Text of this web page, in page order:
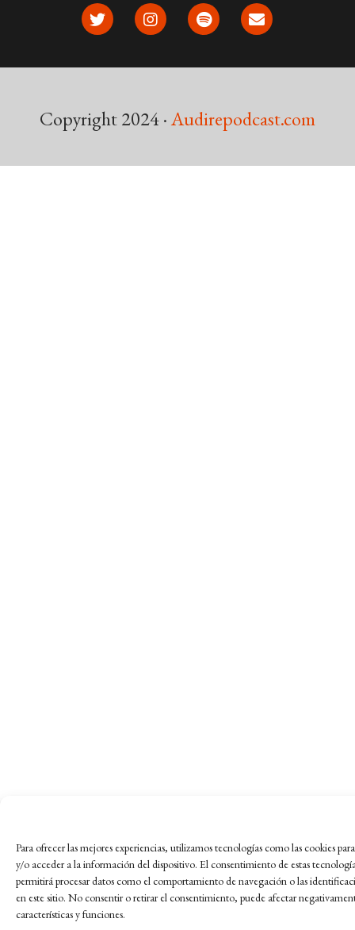
Para ofrecer las mejores experiencias, utilizamos tecnologías como las cookies
y/o acceder a la información del dispositivo. El consentimiento de estas
permitirá procesar datos como el comportamiento de navegación o las
en este sitio. No consentir o retirar el consentimiento, puede afectar
características y funciones.
Copyright 2024 ·Audirepodcast.com